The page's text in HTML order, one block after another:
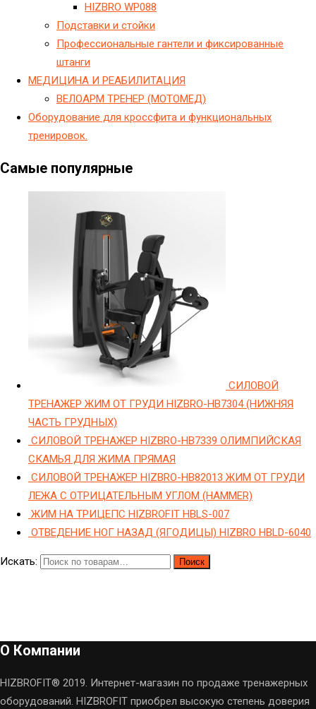
HIZBRO WP088
Подставки и стойки
Профессиональные гантели и фиксированные
штанги
МЕДИЦИНА И РЕАБИЛИТАЦИЯ
ВЕЛОАРМ ТРЕНЕР (МОТОМЕД)
Оборудование для кроссфита и функциональных
тренировок.
Самые популярные
СИЛОВОЙ
ТРЕНАЖЕР ЖИМ ОТ ГРУДИ HIZBRO-HB7304 (НИЖНЯЯ
ЧАСТЬ ГРУДНЫХ)
СИЛОВОЙ ТРЕНАЖЕР HIZBRO-HB7339 ОЛИМПИЙСКАЯ
СКАМЬЯ ДЛЯ ЖИМА ПРЯМАЯ
СИЛОВОЙ ТРЕНАЖЕР HIZBRO-HB82013 ЖИМ ОТ ГРУДИ
ЛЕЖА С ОТРИЦАТЕЛЬНЫМ УГЛОМ (HAMMER)
ЖИМ НА ТРИЦЕПС HIZBROFIT HBLS-007
ОТВЕДЕНИЕ НОГ НАЗАД (ЯГОДИЦЫ) HIZBRO HBLD-6040
Искать: Поиск
О Компании
HIZBROFIT® 2019. Интернет-магазин по продаже тренажерных
оборудований. HIZBROFIT приобрел высокую степень доверия